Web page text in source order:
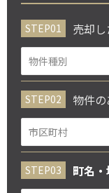
売却
物件の
町名・